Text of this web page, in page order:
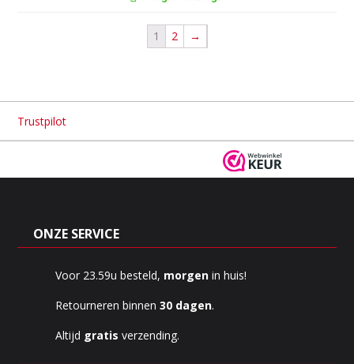
1 2 →
Trustpilot
betaling via
ONZE SERVICE
Voor 23.59u besteld, morgenin huis!
Retourneren binnen 30 dagen.
Altijd gratis verzending.